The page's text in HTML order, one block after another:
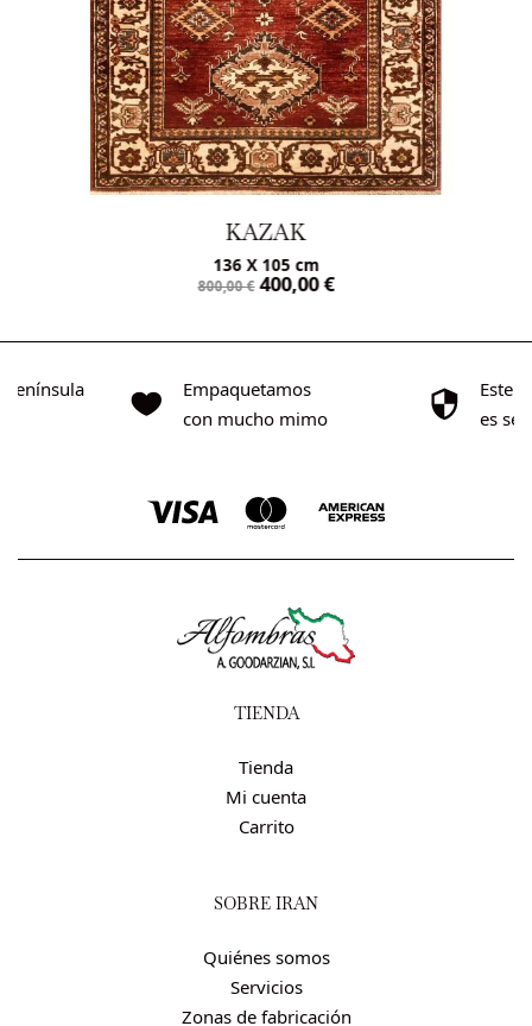
KAZAK
136 X 105 cm
800,00€ 400,00€
Empaquetamos
con mucho mimo
Este
es
TIENDA
Tienda
Mi cuenta
Carrito
SOBRE IRÁN
Quiénes somos
Servicios
Zonas de fabricación